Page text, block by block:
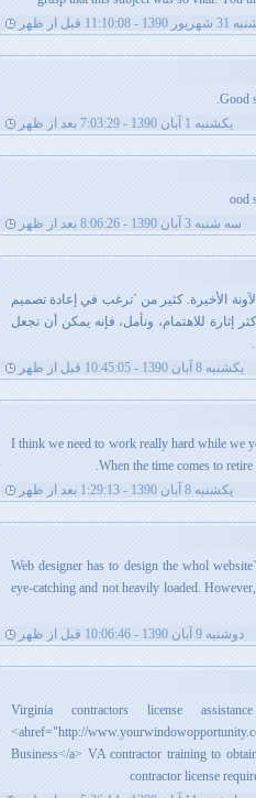
- 11:10:08 قبل از ظهر
Good
يکشنبه 1 آبان 1390 - 7:03:29 بعد از ظهر
ood
سه شنبه 3 آبان 1390 - 8:06:26 بعد از ظهر
الأخيرة. كثير من `ترغب في إعادة تصميم
إثارة للاهتمام، ونأمل، فإنه يمكن أن تجعل
يکشنبه 8 آبان 1390 - 10:45:05 قبل از ظهر
I think we need to work really hard while we
When the time comes to
يکشنبه 8 آبان 1390 - 1:29:13 بعد از ظهر
Web designer has to design the whol
eye-catching and not heavily loaded.
دوشنبه 9 آبان 1390 - 10:06:46 قبل از ظهر
Virginia contractors license
<ahref="http://
Business</a> VA contractor training to
contractor license